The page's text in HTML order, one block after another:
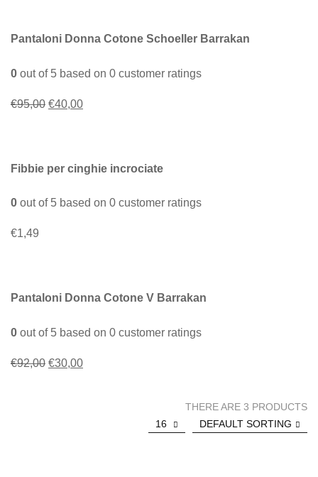
Pantaloni Donna Cotone Schoeller Barrakan
0 out of 5 based on 0 customer ratings
€95,00 Il
€40,00Il
Fibbie per cinghie incrociate
0 out of 5 based on 0 customer ratings
€1,49
Pantaloni Donna Cotone V Barrakan
0 out of 5 based on 0 customer ratings
€92,00 Il
€30,00Il
THERE ARE 3 PRODUCTS
DEFAULT SORTING
16
Aggiungi